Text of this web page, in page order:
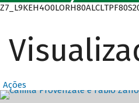
Ações